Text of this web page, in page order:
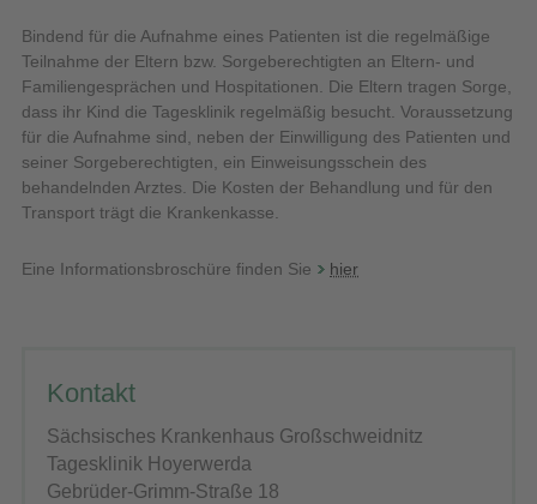
Bindend für die Aufnahme eines Patienten ist die regelmäßige
Teilnahme der Eltern bzw. Sorgeberechtigten an Eltern- und
Familiengesprächen und Hospitationen. Die Eltern tragen Sorge,
dass ihr Kind die Tagesklinik regelmäßig besucht. Voraussetzung
für die Aufnahme sind, neben der Einwilligung des Patienten und
seiner Sorgeberechtigten, ein Einweisungsschein des
behandelnden Arztes. Die Kosten der Behandlung und für den
Transport trägt die Krankenkasse.
Eine Informationsbroschüre finden Sie hier
Kontakt
Sächsisches Krankenhaus Großschweidnitz
Tagesklinik Hoyerwerda
Gebrüder-Grimm-Straße 18